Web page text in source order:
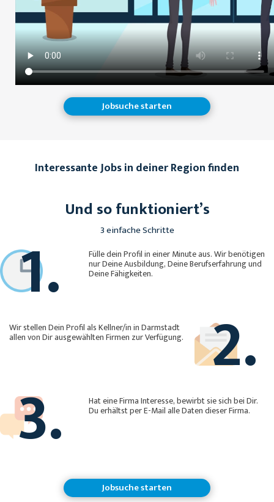
Jobsuche starten
Interessante Jobs in deiner Region finden
Und so funktioniert’s
3 einfache Schritte
1. Fülle dein Profil in einer Minute aus. Wir benötigen
nur Deine Ausbildung, Deine Berufserfahrung und
Deine Fähigkeiten.
2.
Wir stellen Dein Profil als Kellner/in in Darmstadt
allen von Dir ausgewählten Firmen zur Verfügung.
3. Hat eine Firma Interesse, bewirbt sie sich bei Dir.
Du erhältst per E-Mail alle Daten dieser Firma.
Jobsuche starten